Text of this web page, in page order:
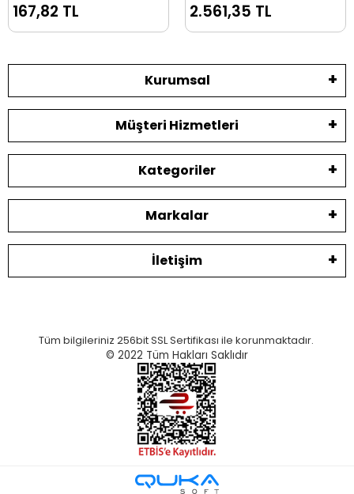
167,82 TL
/ 63HF-100
2.561,35 TL
Kurumsal
Müşteri Hizmetleri
Kategoriler
Markalar
İletişim
Tüm bilgileriniz 256bit SSL Sertifikası ile korunmaktadır.
© 2022 Tüm Hakları Saklıdır